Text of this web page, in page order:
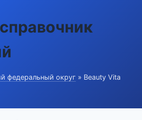
федеральный округ » Beauty Vita